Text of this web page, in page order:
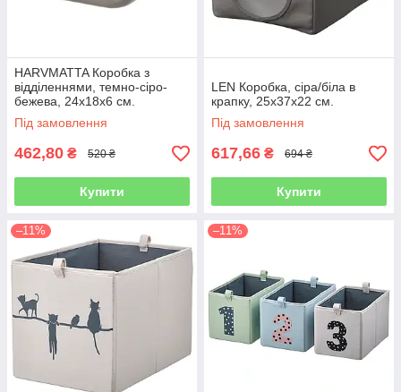
HARVMATTA Коробка з
відділеннями, темно-сіро-
бежева, 24х18х6 см.
Під замовлення
462,80 ₴ 520 ₴
Купити
LEN Коробка, сіра/біла в
крапку, 25x37x22 см.
Під замовлення
617,66 ₴ 694 ₴
Купити
–11% –11%